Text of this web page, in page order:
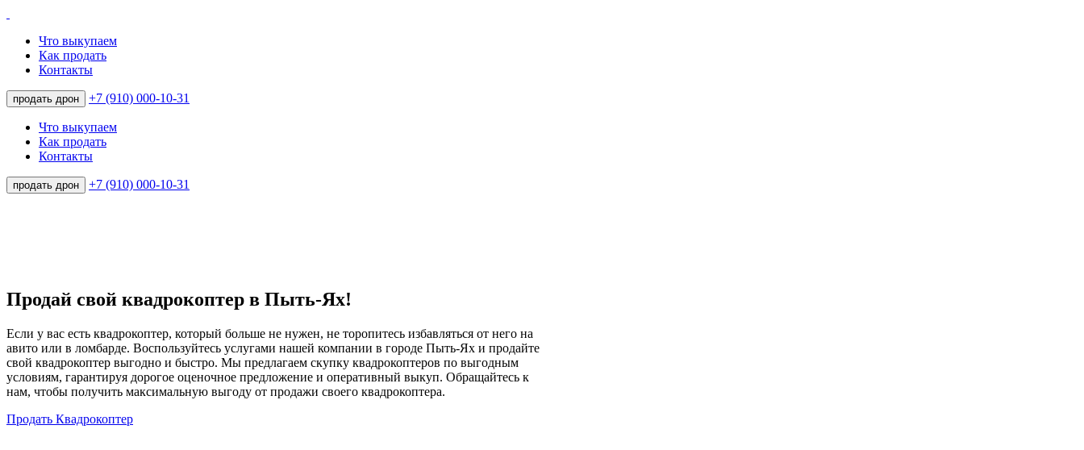
Что выкупаем
Как продать
Контакты
продать дрон +7 (910) 000-10-31
Что выкупаем
Как продать
Контакты
продать дрон +7 (910) 000-10-31
Продай свой квадрокоптер в Пыть-Ях!
Если у вас есть квадрокоптер, который больше не нужен, не торопитесь избавляться от него на
авито или в ломбарде. Воспользуйтесь услугами нашей компании в городе Пыть-Ях и продайте
свой квадрокоптер выгодно и быстро. Мы предлагаем скупку квадрокоптеров по выгодным
условиям, гарантируя дорогое оценочное предложение и оперативный выкуп. Обращайтесь к
нам, чтобы получить максимальную выгоду от продажи своего квадрокоптера.
Продать Квадрокоптер